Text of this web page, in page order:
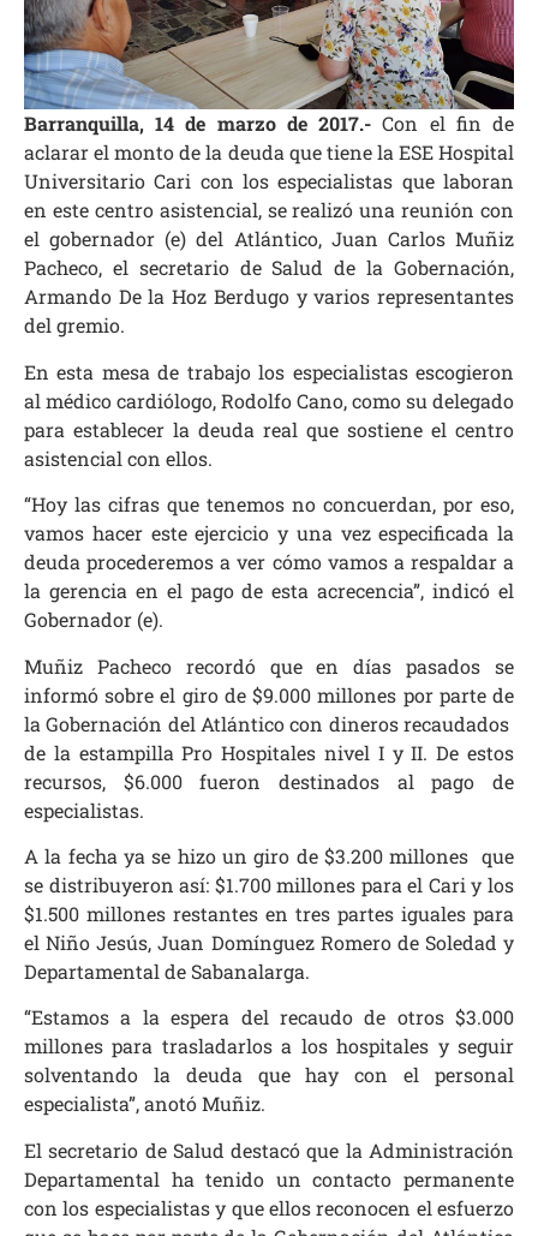
Barranquilla, 14 de marzo de 2017.- Con el fin de
aclarar el monto de la deuda que tiene la ESE Hospital
Universitario Cari con los especialistas que laboran
en este centro asistencial, se realizó una reunión con
el gobernador (e) del Atlántico, Juan Carlos Muñiz
Pacheco, el secretario de Salud de la Gobernación,
Armando De la Hoz Berdugo y varios representantes
del gremio.
En esta mesa de trabajo los especialistas escogieron
al médico cardiólogo, Rodolfo Cano, como su delegado
para establecer la deuda real que sostiene el centro
asistencial con ellos.
“Hoy las cifras que tenemos no concuerdan, por eso,
vamos hacer este ejercicio y una vez especificada la
deuda procederemos a ver cómo vamos a respaldar a
la gerencia en el pago de esta acrecencia”, indicó el
Gobernador (e).
Muñiz Pacheco recordó que en días pasados se
informó sobre el giro de $9.000 millones por parte de
la Gobernación del Atlántico con dineros recaudados
de la estampilla Pro Hospitales nivel I y II. De estos
recursos, $6.000 fueron destinados al pago de
especialistas.
A la fecha ya se hizo un giro de $3.200 millones que
se distribuyeron así: $1.700 millones para el Cari y los
$1.500 millones restantes en tres partes iguales para
el Niño Jesús, Juan Domínguez Romero de Soledad y
Departamental de Sabanalarga.
“Estamos a la espera del recaudo de otros $3.000
millones para trasladarlos a los hospitales y seguir
solventando la deuda que hay con el personal
especialista”, anotó Muñiz.
El secretario de Salud destacó que la Administración
Departamental ha tenido un contacto permanente
con los especialistas y que ellos reconocen el esfuerzo